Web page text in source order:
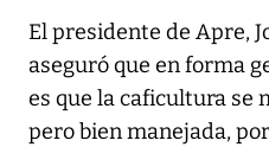
El presidente de Apre,
aseguró que en forma
es que la caficultura se
pero bien manejada,